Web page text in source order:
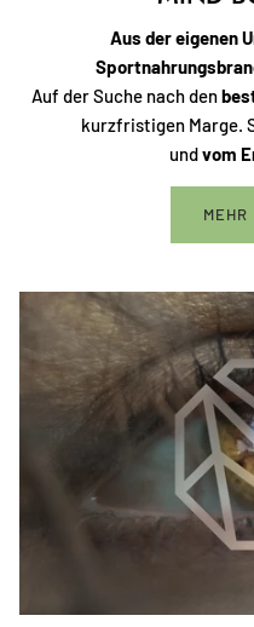
Aus der eigenen
Auf der Suche nach den
kurzfristigen Marge.
undvom
MEHR